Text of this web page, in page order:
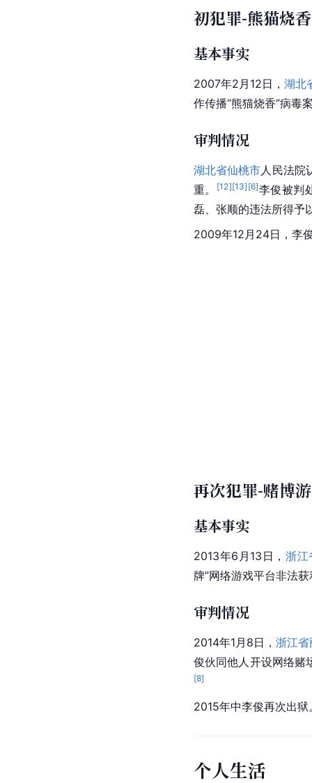
初犯罪-熊猫烧香
基本事实
2007年2月12日，湖北
作传播“熊猫烧香”病毒
审判情况
湖北省仙桃市人民法院
重。
[12][13] [6]李俊被判
磊、张顺的违法所得予
2009年12月24日， 李
再次犯罪-赌博
基本事实
2013年6月13日， 浙江
牌”网络游戏平台非法
审判情况
2014年1月8日，浙江
俊伙同他人开设网络赌
[8]
2015年中李俊再次出狱
个人生活